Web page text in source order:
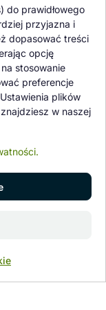
koszyka
regularnej ścisłej
przez
Ochrony Roślin i
zastrzeżone.
do prawidłowego
przyjazna i
dopasować treści
opcję
stosowanie
preferencje
plików
w naszej